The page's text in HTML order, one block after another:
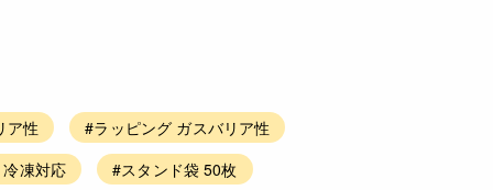
ア性
#ラッピング ガスバリア性
凍対応
#スタンド袋 50枚